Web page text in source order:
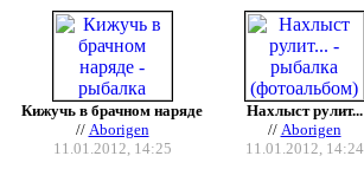
Кижучь в брачном наряде
// Aborigen
11.01.2012, 14:25
Нахлыст рулит...
// Aborigen
11.01.2012, 14:24